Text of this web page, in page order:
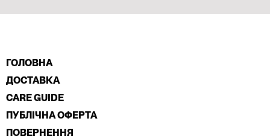
ГОЛОВНА
ДОСТАВКА
CARE GUIDE
ПУБЛІЧНА ОФЕРТА
ПОВЕРНЕННЯ